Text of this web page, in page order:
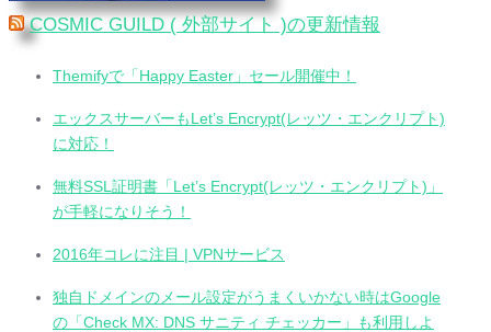
COSMIC GUILD ( 外部サイト )の更新情報
Themifyで「Happy Easter」セール開催中！
エックスサーバーもLet’s Encrypt(レッツ・エンクリプト)
に対応！
無料SSL証明書「Let’s Encrypt(レッツ・エンクリプト)」
が手軽になりそう！
2016年コレに注目 | VPNサービス
独自ドメインのメール設定がうまくいかない時はGoogle
の「Check MX: DNS サニティ チェッカー」も利用しよ